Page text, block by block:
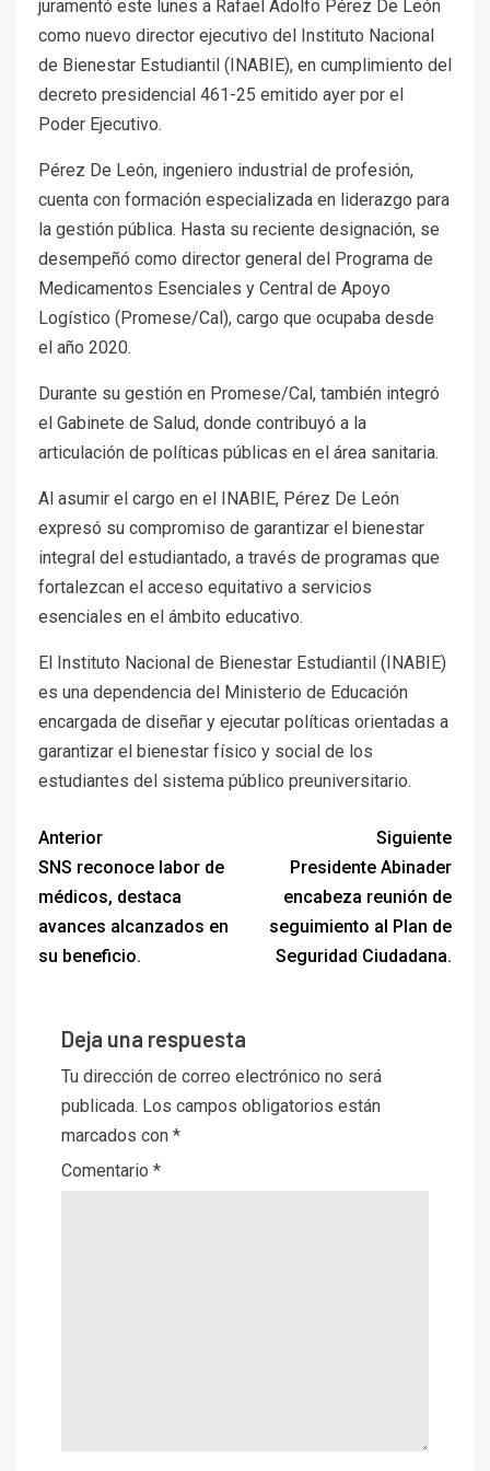
juramentó este lunes a Rafael Adolfo Pérez De León
como nuevo director ejecutivo del Instituto Nacional
de Bienestar Estudiantil (INABIE), en cumplimiento del
decreto presidencial 461-25 emitido ayer por el
Poder Ejecutivo.
Pérez De León, ingeniero industrial de profesión,
cuenta con formación especializada en liderazgo para
la gestión pública. Hasta su reciente designación, se
desempeñó como director general del Programa de
Medicamentos Esenciales y Central de Apoyo
Logístico (Promese/Cal), cargo que ocupaba desde
el año 2020.
Durante su gestión en Promese/Cal, también integró
el Gabinete de Salud, donde contribuyó a la
articulación de políticas públicas en el área sanitaria.
Al asumir el cargo en el INABIE, Pérez De León
expresó su compromiso de garantizar el bienestar
integral del estudiantado, a través de programas que
fortalezcan el acceso equitativo a servicios
esenciales en el ámbito educativo.
El Instituto Nacional de Bienestar Estudiantil (INABIE)
es una dependencia del Ministerio de Educación
encargada de diseñar y ejecutar políticas orientadas a
garantizar el bienestar físico y social de los
estudiantes del sistema público preuniversitario.
Anterior
SNS reconoce labor de
médicos, destaca
avances alcanzados en
su beneficio.
Siguiente
Presidente Abinader
encabeza reunión de
seguimiento al Plan de
Seguridad Ciudadana.
Deja una respuesta
Tu dirección de correo electrónico no será
publicada. Los campos obligatorios están
marcados con *
Comentario *